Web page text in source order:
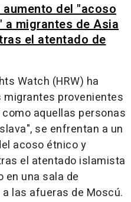
aumento del "acoso
a migrantes de Asia
el atentado de
Watch (HRW) ha
migrantes provenientes
aquellas personas
se enfrentan a un
acoso étnico y
el atentado islamista
en una sala de
las afueras de Moscú.